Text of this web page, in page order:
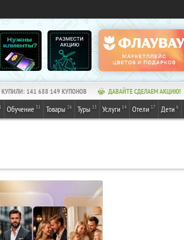
КУПИЛИ: 141 688 149 КУПОНОВ ДАВАЙТЕ СДЕЛАЕМ АКЦИЮ!
1 Обучение 31 Товары 26 Туры 13 Услуги 14 Отели 17 Дети 6